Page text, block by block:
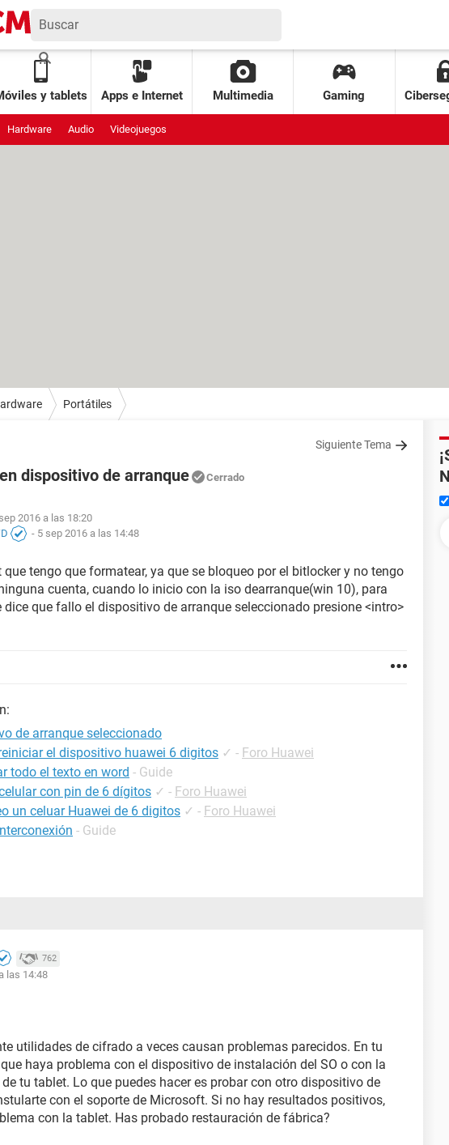
y tablets Apps e Internet Multimedia Gaming
Hardware Audio Videojuegos
Portátiles
Siguiente Tema
dispositivo de arranque Cerrado
2016 a las 18:20
- 5 sep 2016 a las 14:48
tengo que formatear, ya que se bloqueo por el bitlocker y no tengo
cuenta, cuando lo inicio con la iso dearranque(win 10), para
dice que fallo el dispositivo de arranque seleccionado presione <intro>
de arranque seleccionado
el dispositivo huawei 6 digitos ✓ - Foro Huawei
todo el texto en word - Guide
con pin de 6 dígitos ✓ - Foro Huawei
un celuar Huawei de 6 digitos ✓ - Foro Huawei
- Guide
762
las 14:48
utilidades de cifrado a veces causan problemas parecidos. En tu
haya problema con el dispositivo de instalación del SO o con la
tu tablet. Lo que puedes hacer es probar con otro dispositivo de
con el soporte de Microsoft. Si no hay resultados positivos,
con la tablet. Has probado restauración de fábrica?